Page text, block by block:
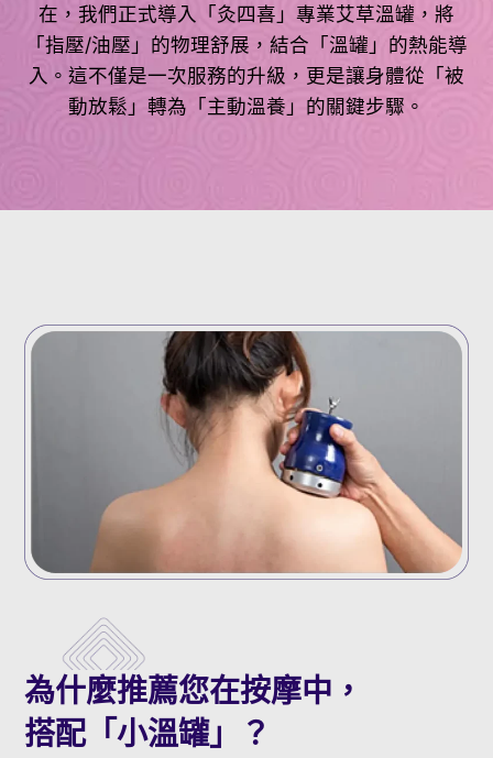
在，我們正式導入「灸四喜」專業艾草溫罐，將
「指壓/油壓」的物理舒展，結合「溫罐」的熱能導
入。這不僅是一次服務的升級，更是讓身體從「被
動放鬆」轉為「主動溫養」的關鍵步驟。
為什麼推薦您在按摩中，
搭配「小溫罐」？